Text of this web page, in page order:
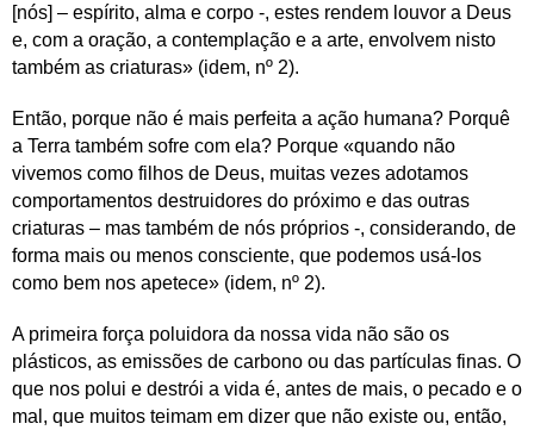
[nós] – espírito, alma e corpo -, estes rendem louvor a Deus
e, com a oração, a contemplação e a arte, envolvem nisto
também as criaturas» (idem, nº 2).
Então, porque não é mais perfeita a ação humana? Porquê
a Terra também sofre com ela? Porque «quando não
vivemos como filhos de Deus, muitas vezes adotamos
comportamentos destruidores do próximo e das outras
criaturas – mas também de nós próprios -, considerando, de
forma mais ou menos consciente, que podemos usá-los
como bem nos apetece» (idem, nº 2).
A primeira força poluidora da nossa vida não são os
plásticos, as emissões de carbono ou das partículas finas. O
que nos polui e destrói a vida é, antes de mais, o pecado e o
mal, que muitos teimam em dizer que não existe ou, então,